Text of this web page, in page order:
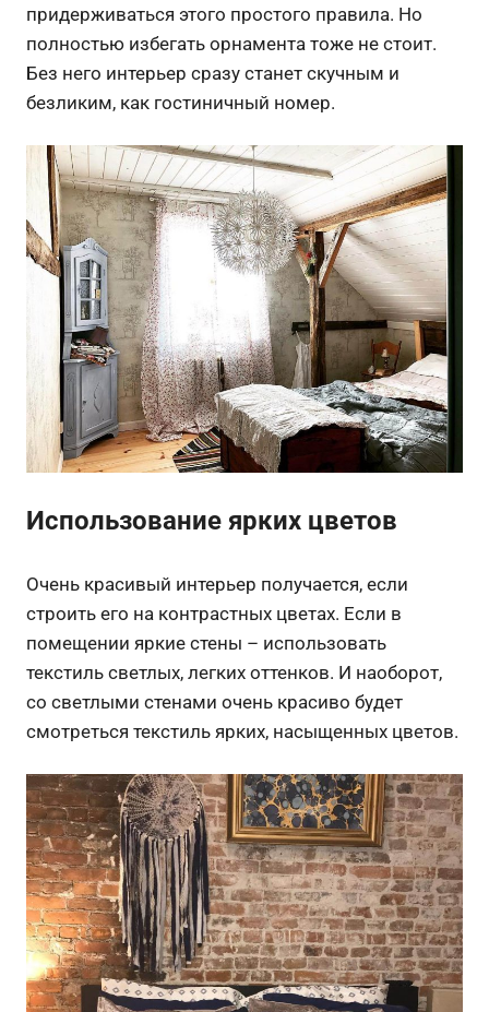
придерживаться этого простого правила. Но
полностью избегать орнамента тоже не стоит.
Без него интерьер сразу станет скучным и
безликим, как гостиничный номер.
Использование ярких цветов
Очень красивый интерьер получается, если
строить его на контрастных цветах. Если в
помещении яркие стены – использовать
текстиль светлых, легких оттенков. И наоборот,
со светлыми стенами очень красиво будет
смотреться текстиль ярких, насыщенных цветов.